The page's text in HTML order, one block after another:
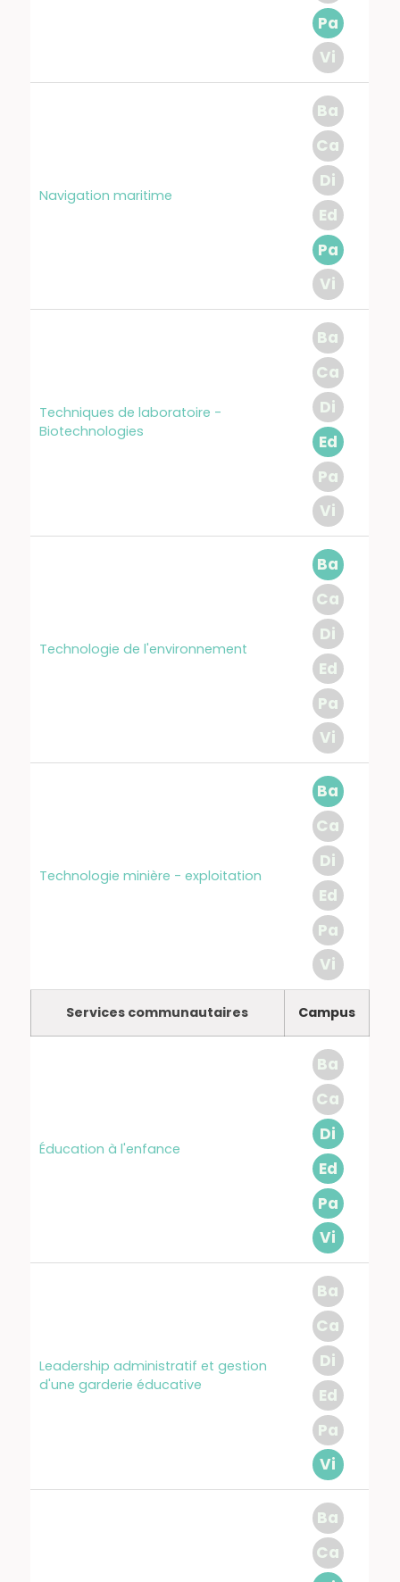
Pa
Vi
Navigation maritime
Ba
Ca
Di
Ed
Pa
Vi
Techniques de laboratoire -
Biotechnologies
Ba
Ca
Di
Ed
Pa
Vi
Technologie de l'environnement
Ba
Ca
Di
Ed
Pa
Vi
Technologie minière - exploitation
Ba
Ca
Di
Ed
Pa
Vi
Services communautaires Campus
Éducation à l'enfance
Ba
Ca
Di
Ed
Pa
Vi
Leadership administratif et gestion
d'une garderie éducative
Ba
Ca
Di
Ed
Pa
Vi
Ba
Ca